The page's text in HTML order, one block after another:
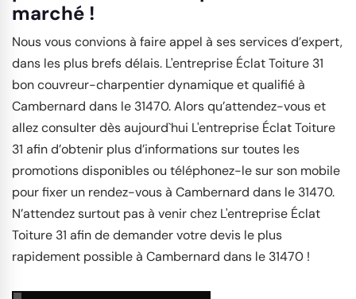
marché !
Nous vous convions à faire appel à ses services d’expert,
dans les plus brefs délais. L'entreprise Éclat Toiture 31
bon couvreur-charpentier dynamique et qualifié à
Cambernard dans le 31470. Alors qu’attendez-vous et
allez consulter dès aujourd`hui L'entreprise Éclat Toiture
31 afin d’obtenir plus d’informations sur toutes les
promotions disponibles ou téléphonez-le sur son mobile
pour fixer un rendez-vous à Cambernard dans le 31470.
N’attendez surtout pas à venir chez L'entreprise Éclat
Toiture 31 afin de demander votre devis le plus
rapidement possible à Cambernard dans le 31470 !